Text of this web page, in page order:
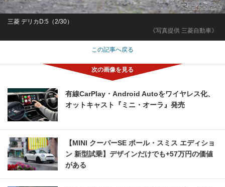
《写真提供 三菱自動車》
三菱 デリカD:5（2/30）
この記事へ戻る
有線CarPlay・Android Autoをワイヤレス化、
オットキャスト『ミニ・オーラ』発売
【MINI クーパーSE ポール・スミス エディショ
ン 新型試乗】デザインだけでも+57万円の価値
がある